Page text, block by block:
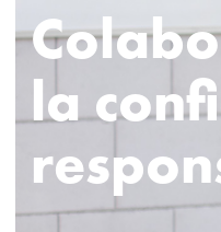
la